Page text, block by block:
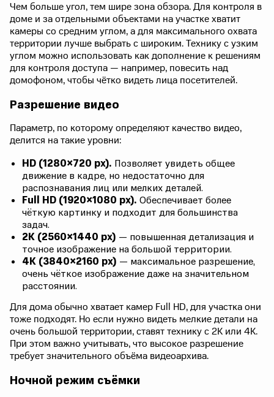
Чем больше угол, тем шире зона обзора. Для контроля в
доме и за отдельными объектами на участке хватит
камеры со средним углом, а для максимального охвата
территории лучше выбрать с широким. Технику с узким
углом можно использовать как дополнение к решениям
для контроля доступа — например, повесить над
домофоном, чтобы чётко видеть лица посетителей.
Разрешение видео
Параметр, по которому определяют качество видео,
делится на такие уровни:
HD (1280×720 px). Позволяет увидеть общее
движение в кадре, но недостаточно для
распознавания лиц или мелких деталей.
Full HD (1920×1080 px). Обеспечивает более
чёткую картинку и подходит для большинства
задач.
2K (2560×1440 px) — повышенная детализация и
точное изображение на большой территории.
4K (3840×2160 px) — максимальное разрешение,
очень чёткое изображение даже на значительном
расстоянии.
Для дома обычно хватает камер Full HD, для участка они
тоже подходят. Но если нужно видеть мелкие детали на
очень большой территории, ставят технику с 2K или 4K.
При этом важно учитывать, что высокое разрешение
требует значительного объёма видеоархива.
Ночной режим съёмки